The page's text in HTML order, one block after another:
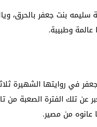
بنت جعفر بالحرق،
وطبيبة.
في روايتها الشهيرة
عن تلك الفترة الصعبة من
عانوه من مصير.